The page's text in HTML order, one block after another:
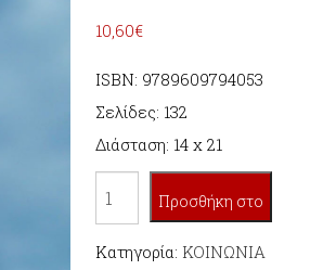
10,60€
ISBN: 9789609794053
Σελίδες: 132
Διάσταση: 14 x 21
ΜΕ
ΠΙΣΤΗ
ΚΑΙ
Προσθήκη στο
καλάθι
Κατηγορία: ΚΟΙΝΩΝΙΑ